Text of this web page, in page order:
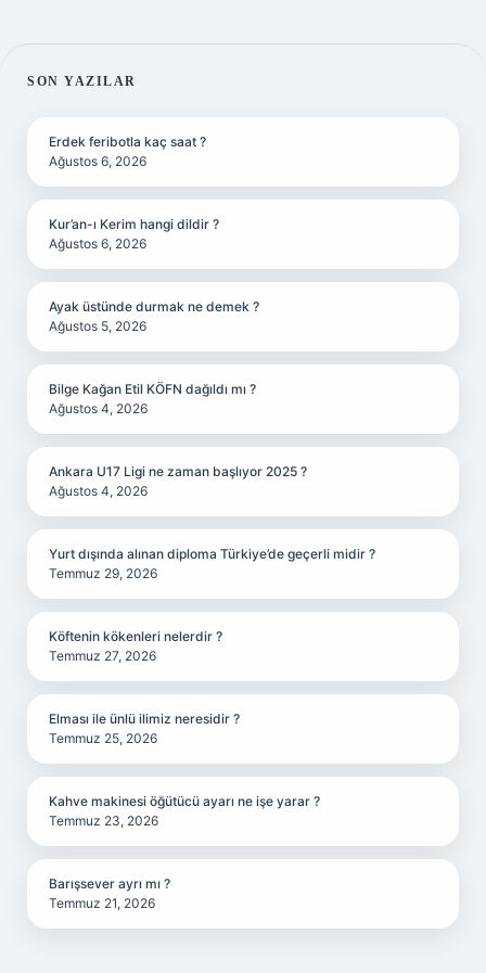
SIDEBAR
SON YAZILAR
Erdek feribotla kaç saat ?
Ağustos 6, 2026
Kur’an-ı Kerim hangi dildir ?
Ağustos 6, 2026
Ayak üstünde durmak ne demek ?
Ağustos 5, 2026
Bilge Kağan Etil KÖFN dağıldı mı ?
Ağustos 4, 2026
Ankara U17 Ligi ne zaman başlıyor 2025 ?
Ağustos 4, 2026
Yurt dışında alınan diploma Türkiye’de geçerli midir ?
Temmuz 29, 2026
Köftenin kökenleri nelerdir ?
Temmuz 27, 2026
Elması ile ünlü ilimiz neresidir ?
Temmuz 25, 2026
Kahve makinesi öğütücü ayarı ne işe yarar ?
Temmuz 23, 2026
Barışsever ayrı mı ?
Temmuz 21, 2026